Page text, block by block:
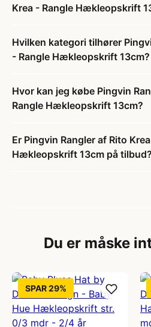
Krea - Rangle Hækleopskrift
Hvilken kategori tilhører
- Rangle Hækleopskrift 13cm?
Hvor kan jeg købe Pingvin
Rangle Hækleopskrift 13cm?
Er Pingvin Rangler af Rito
Hækleopskrift 13cm på tilbud?
Du er måske
SPAR 29%